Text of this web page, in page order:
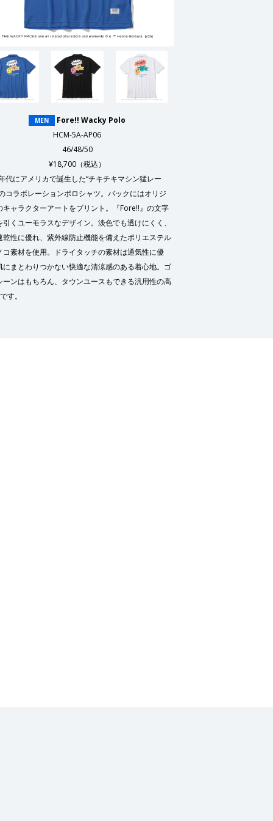
MEN
Fore!! Wacky Polo
HCM-5A-AP06
46/48/50
¥18,700（税込）
代にアメリカで誕生した“チキチキマシン猛レー
コラボレーションポロシャツ。バックにはオリジ
キャラクターアートをプリント。『Fore!!』の文字
引くユーモラスなデザイン。淡色でも透けにくく、
乾性に優れ、紫外線防止機能を備えたポリエステル
コ素材を使用。ドライタッチの素材は通気性に優
にまとわりつかない快適な清涼感のある着心地。ゴ
ーンはもちろん、タウンユースもできる汎用性の高
す。